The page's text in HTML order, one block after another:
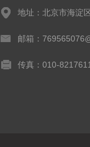
地址：北京市海淀
邮箱：
传真：010-